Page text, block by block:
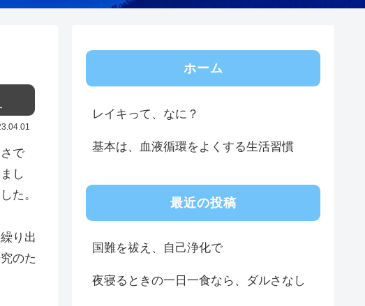
で
し
た。
り出
のた
ホーム
レイキって、なに？
基本は、血液循環をよくする生活習慣
最近の投稿
国難を祓え、自己浄化で
夜寝るときの一日一食なら、ダルさなし